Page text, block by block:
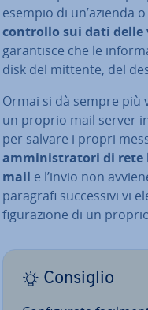
esempio di un’azienda
controllo sui dati delle
ga­ran­ti­sce che le
disk del mittente, del
Ormai si dà sempre
un proprio mail server
per salvare i propri
am­mi­ni­stra­to­ri di rete
mail e l’invio non
paragrafi suc­ces­si­vi vi
fi­gu­ra­zio­ne di un
Consiglio